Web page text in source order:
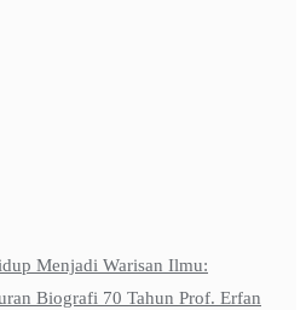
Menjadi Warisan Ilmu:
Biografi 70 Tahun Prof. Erfan